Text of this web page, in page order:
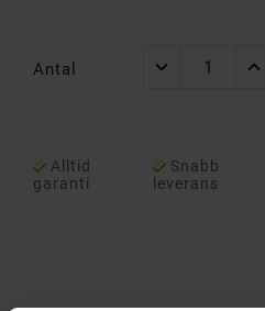
Antal
Alltid
garanti
Snabb
leverans